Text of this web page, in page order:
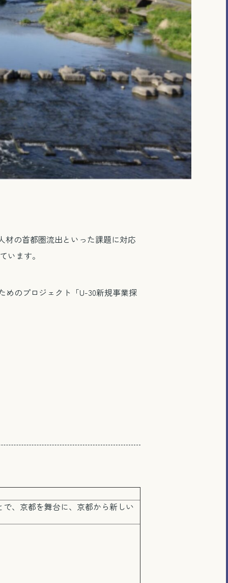
材の首都圏流出といった課題に対応
います。
めのプロジェクト「U-30新規事業探
、京都を舞台に、京都から新しい